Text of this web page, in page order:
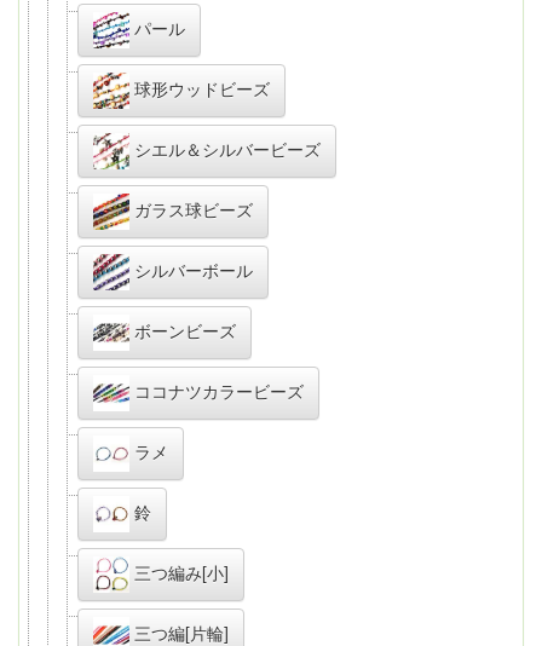
パール
球形ウッドビーズ
シエル＆シルバービーズ
ガラス球ビーズ
シルバーボール
ボーンビーズ
ココナツカラービーズ
ラメ
鈴
三つ編み[小]
三つ編[片輪]